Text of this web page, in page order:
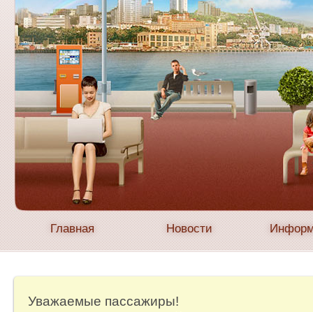
Главная Новости
Уважаемые пассажиры!